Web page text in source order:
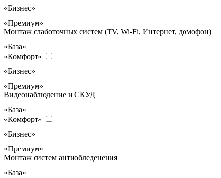
«Бизнес»
«Премиум»
Монтаж слаботочных систем (TV, Wi-Fi, Интернет, домофон)
«База»
«Комфорт»
«Бизнес»
«Премиум»
Видеонаблюдение и СКУД
«База»
«Комфорт»
«Бизнес»
«Премиум»
Монтаж систем антиобледенения
«База»